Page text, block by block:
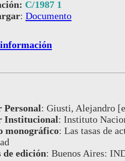
C/1987 1
: Documento
Personal: Giusti, Alejandro
Institucional: Instituto
monográfico: Las tasas de
de edición: Buenos Aires: